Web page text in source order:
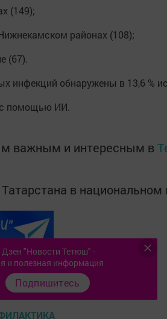
(149);
районах (108);
(67).
инфекций обнаружены в 13,6 %
с помощью ИИ.
важным и интересным в
Татарстана в
Дзен "Новости Тетюш" -
и полезная информация
Подпишитесь